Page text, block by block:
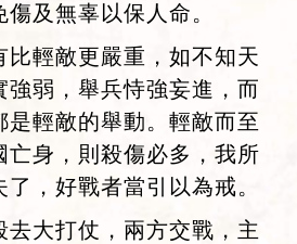
及無辜以保人命。
輕敵更嚴重，如不知天
強弱，舉兵恃強妄進，而
是輕敵的舉動。輕敵而至
亡身，則殺傷必多，我所
，好戰者當引以為戒。
大打仗，兩方交戰，主